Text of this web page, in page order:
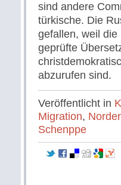
sind andere
türkische. Die
gefallen, weil die
geprüfte
abzurufen sind.
Veröffentlicht in
Migration,
Schenppe